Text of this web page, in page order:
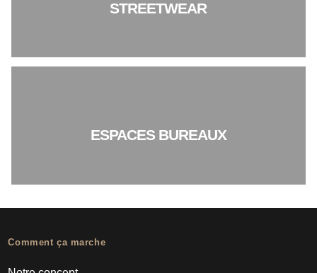
STREETWEAR
ESPACES BUREAUX
Comment ça marche